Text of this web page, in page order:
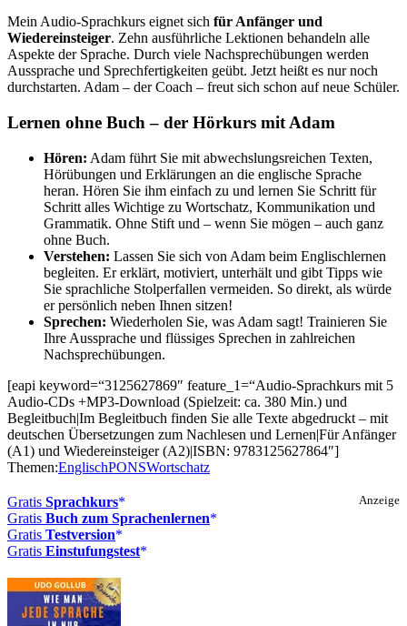
Mein Audio-Sprachkurs eignet sich für Anfänger und
Wiedereinsteiger. Zehn ausführliche Lektionen behandeln alle
Aspekte der Sprache. Durch viele Nachsprechübungen werden
Aussprache und Sprechfertigkeiten geübt. Jetzt heißt es nur noch
durchstarten. Adam – der Coach – freut sich schon auf neue Schüler.
Lernen ohne Buch – der Hörkurs mit Adam
Hören: Adam führt Sie mit abwechslungsreichen Texten,
Hörübungen und Erklärungen an die englische Sprache
heran. Hören Sie ihm einfach zu und lernen Sie Schritt für
Schritt alles Wichtige zu Wortschatz, Kommunikation und
Grammatik. Ohne Stift und – wenn Sie mögen – auch ganz
ohne Buch.
Verstehen: Lassen Sie sich von Adam beim Englischlernen
begleiten. Er erklärt, motiviert, unterhält und gibt Tipps wie
Sie sprachliche Stolperfallen vermeiden. So direkt, als würde
er persönlich neben Ihnen sitzen!
Sprechen: Wiederholen Sie, was Adam sagt! Trainieren Sie
Ihre Aussprache und flüssiges Sprechen in zahlreichen
Nachsprechübungen.
[eapi keyword=“3125627869″ feature_1=“Audio-Sprachkurs mit 5
Audio-CDs +MP3-Download (Spielzeit: ca. 380 Min.) und
Begleitbuch|Im Begleitbuch finden Sie alle Texte abgedruckt – mit
deutschen Übersetzungen zum Nachlesen und Lernen|Für Anfänger
(A1) und Wiedereinsteiger (A2)|ISBN: 9783125627864″]
Themen:EnglischPONSWortschatz
Anzeige
Gratis Sprachkurs
Gratis Buch zum Sprachenlernen
Gratis Testversion
Gratis Einstufungstest